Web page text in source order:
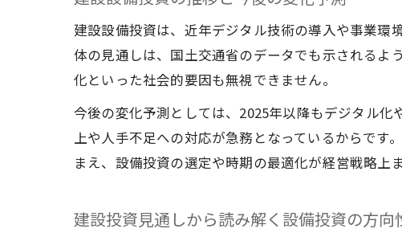
建設設備投資は、近年デジタル技術の導入や事業環
体の見通しは、国土交通省のデータでも示されるよ
化といった社会的要因も無視できません。
今後の変化予測としては、2025年以降もデジタル
上や人手不足への対応が急務となっているからです
まえ、設備投資の選定や時期の最適化が経営戦略上
建設投資見通しから読み解く設備投資の方向